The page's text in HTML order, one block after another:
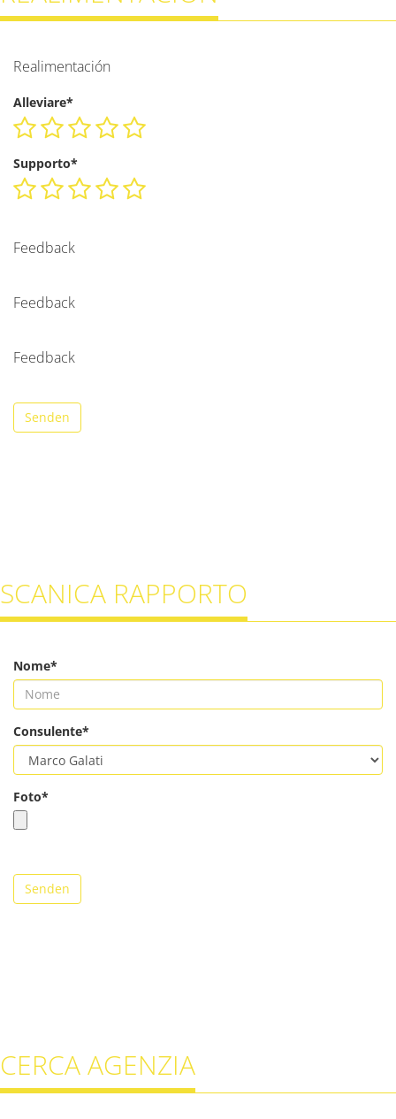
Realimentación
Alleviare*
Supporto*
Feedback
Feedback
Feedback
Senden
SCANICA RAPPORTO
Nome*
Consulente*
Foto*
Senden
CERCA AGENZIA